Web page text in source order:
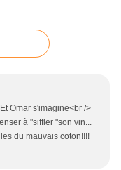
Omar s'imagine<br />
à "siffler "son vin...
du mauvais coton!!!!